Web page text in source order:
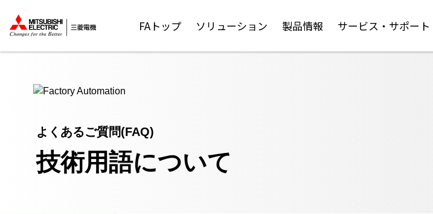
FAトップ ソリューション 製品情報 サービス・サポート
よくあるご質問(FAQ)
技術用語について